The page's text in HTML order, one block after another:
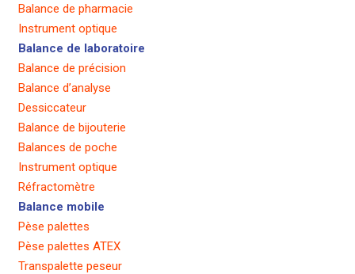
Balance de pharmacie
Instrument optique
Balance de laboratoire
Balance de précision
Balance d’analyse
Dessiccateur
Balance de bijouterie
Balances de poche
Instrument optique
Réfractomètre
Balance mobile
Pèse palettes
Pèse palettes ATEX
Transpalette peseur